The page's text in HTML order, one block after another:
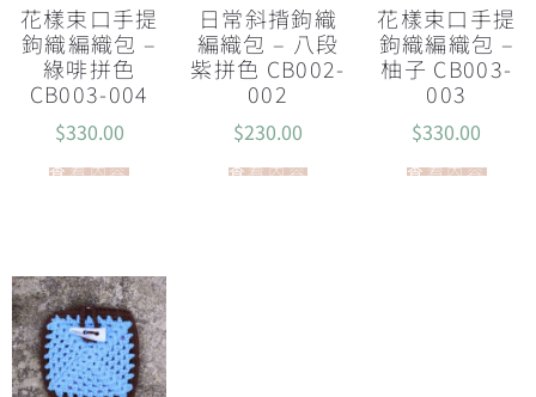
花樣束口手提
鉤織編織包 –
綠啡拼色
CB003-004
$330.00
查看內容
日常斜揹鉤織
編織包 – 八段
紫拼色 CB002-
002
$230.00
查看內容
花樣束口手提
鉤織編織包 –
柚子 CB003-
003
$330.00
查看內容